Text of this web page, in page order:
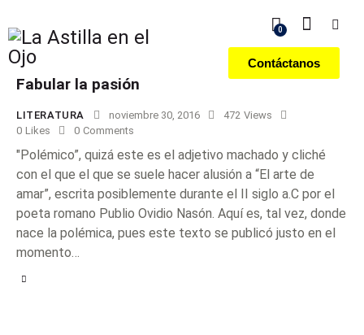
0
Contáctanos
Fabular la pasión
LITERATURA noviembre 30, 2016 472 Views
0 Likes 0 Comments
"Polémico”, quizá este es el adjetivo machado y cliché
con el que el que se suele hacer alusión a “El arte de
amar”, escrita posiblemente durante el II siglo a.C por el
poeta romano Publio Ovidio Nasón. Aquí es, tal vez, donde
nace la polémica, pues este texto se publicó justo en el
momento…